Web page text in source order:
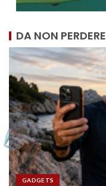
DA NON PERDERE
GADGETS